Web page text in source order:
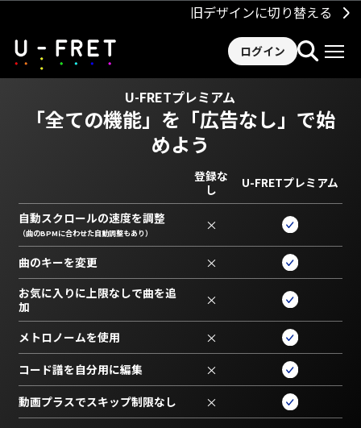
旧デザインに切り替える
ログイン
U-FRETプレミアム
「全ての機能」を 「広告なし」で始
めよう
登録な
し
U-FRETプレミアム
自動スクロールの速度を調整
（曲のBPMに合わせた自動調整もあり） ×
曲のキーを変更 ×
お気に入りに上限なしで曲を追
加
×
メトロノームを使用 ×
コード譜を自分用に編集 ×
動画プラスでスキップ制限なし ×